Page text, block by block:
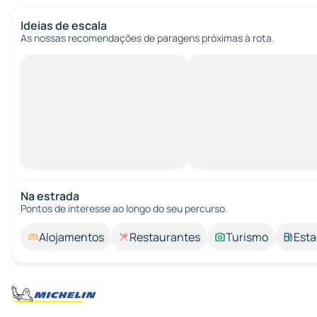
Ideias de escala
As nossas recomendações de paragens próximas à rota.
Na estrada
Pontos de interesse ao longo do seu percurso.
Alojamentos Restaurantes Turismo